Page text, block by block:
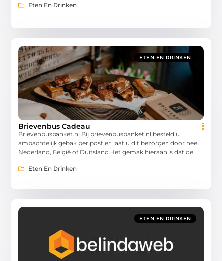
Eten En Drinken
ETEN EN DRINKEN
Brievenbus Cadeau
Brievenbusbanket.nl Bij brievenbusbanket.nl besteld u
ambachtelijk gebak per post en laat u dit bezorgen door heel
Nederland, België of Duitsland.Het gemak hieraan is dat de
Eten En Drinken
ETEN EN DRINKEN